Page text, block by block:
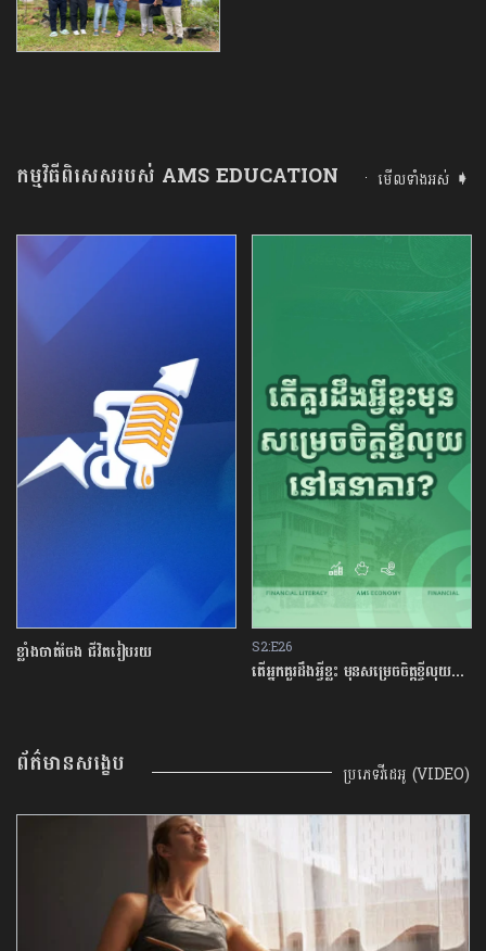
កម្មវិធីពិសេសរបស់ AMS EDUCATION មើលទាំងអស់ ➧
ខ្លាំងចាត់ចែង ជីវិតរៀបរយ S2:E26
តើអ្នកគួរដឹងអ្វីខ្លះ មុនសម្រេចចិត្តខ្ចីលុយនៅធនាគារ?
ព័ត៌មានសង្ខេប ប្រភេទវីដេអូ (VIDEO)